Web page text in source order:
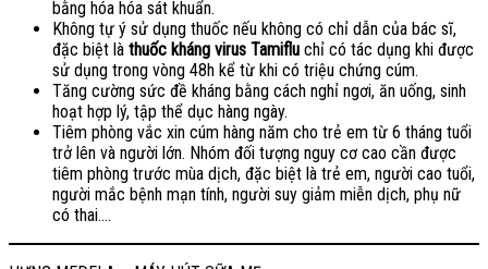
bằng hóa hóa sát khuẩn.
Không tự ý sử dụng thuốc nếu không có chỉ dẫn của bác sĩ,
đặc biệt là thuốc kháng virus Tamiflu chỉ có tác dụng khi được
sử dụng trong vòng 48h kể từ khi có triệu chứng cúm.
Tăng cường sức đề kháng bằng cách nghỉ ngơi, ăn uống, sinh
hoạt hợp lý, tập thể dục hàng ngày.
Tiêm phòng vắc xin cúm hàng năm cho trẻ em từ 6 tháng tuổi
trở lên và người lớn. Nhóm đối tượng nguy cơ cao cần được
tiêm phòng trước mùa dịch, đặc biệt là trẻ em, người cao tuổi,
người mắc bệnh mạn tính, người suy giảm miễn dịch, phụ nữ
có thai….